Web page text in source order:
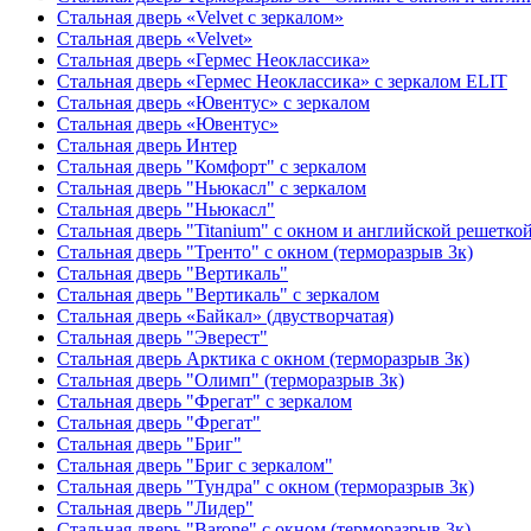
Стальная дверь «Velvet с зеркалом»
Стальная дверь «Velvet»
Стальная дверь «Гермес Неоклассика»
Стальная дверь «Гермес Неоклассика» с зеркалом ELIT
Стальная дверь «Ювентус» с зеркалом
Стальная дверь «Ювентус»
Стальная дверь Интер
Стальная дверь "Комфорт" с зеркалом
Стальная дверь "Ньюкасл" с зеркалом
Стальная дверь "Ньюкасл"
Стальная дверь "Titanium" с окном и английской
Стальная дверь "Тренто" с окном (терморазрыв 3к)
Стальная дверь "Вертикаль"
Стальная дверь "Вертикаль" с зеркалом
Стальная дверь «Байкал» (двустворчатая)
Стальная дверь "Эверест"
Стальная дверь Арктика с окном (терморазрыв 3к)
Стальная дверь "Олимп" (терморазрыв 3к)
Стальная дверь "Фрегат" с зеркалом
Стальная дверь "Фрегат"
Стальная дверь "Бриг"
Стальная дверь "Бриг с зеркалом"
Стальная дверь "Тундра" с окном (терморазрыв 3к)
Стальная дверь "Лидер"